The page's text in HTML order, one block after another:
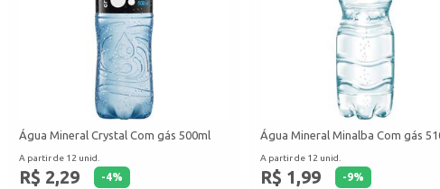
Água Mineral Crystal Com gás 500ml
A partir de 12 unid.
R$ 2,29 -4%
Água Mineral Minalba Com gás
A partir de 12 unid.
R$ 1,99 -9%